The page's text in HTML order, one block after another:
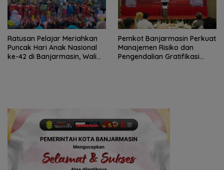
Ratusan Pelajar Meriahkan
Puncak Hari Anak Nasional
ke-42 di Banjarmasin, Wali
Pemkot Banjarmasin Perkuat
Manajemen Risiko dan
Pengendalian Gratifikasi